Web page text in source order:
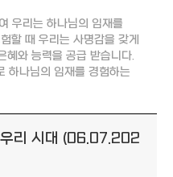
우리는 하나님의 임재를
할 때 우리는 사명감을 갖게
혜와 능력을 공급 받습니다.
하나님의 임재를 경험하는
우리 시대 (06.07.202